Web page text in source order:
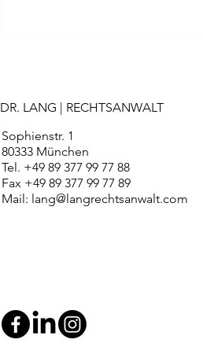
Die Gewerbsmäßigkeit im
Strafrecht
DR. LANG | RECHTSANWALT
Sophienstr. 1
80333 München
Tel. +49 89 377 99 77 88
Fax +49 89 377 99 77 89
Mail: lang@langrechtsanwalt.com